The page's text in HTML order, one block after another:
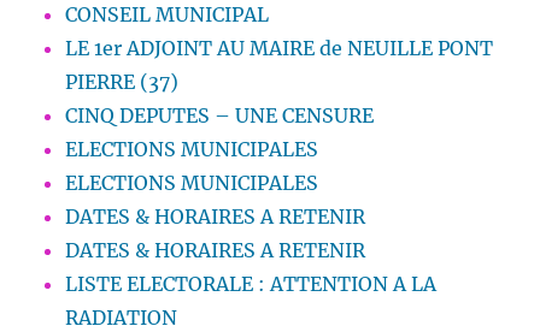
CONSEIL MUNICIPAL
LE 1er ADJOINT AU MAIRE de NEUILLE PONT
PIERRE (37)
CINQ DEPUTES – UNE CENSURE
ELECTIONS MUNICIPALES
ELECTIONS MUNICIPALES
DATES & HORAIRES A RETENIR
DATES & HORAIRES A RETENIR
LISTE ELECTORALE : ATTENTION A LA
RADIATION